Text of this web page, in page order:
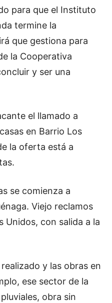
para que el Instituto
termine la
que gestiona para
la Cooperativa
y ser una
el llamado a
en Barrio Los
la oferta está a
se comienza a
Viejo reclamos
Unidos, con salida a la
y las obras en
ese sector de la
obra sin